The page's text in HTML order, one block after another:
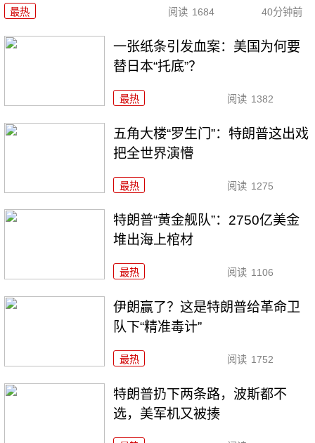
最热 阅读 1684 40分钟前
一张纸条引发血案：美国为何要
替日本“托底”？
最热 阅读 1382
五角大楼“罗生门”：特朗普这出戏
把全世界演懵
最热 阅读 1275
特朗普“黄金舰队”：2750亿美金
堆出海上棺材
最热 阅读 1106
伊朗赢了？这是特朗普给革命卫
队下“精准毒计”
最热 阅读 1752
特朗普扔下两条路，波斯都不
选，美军机又被揍